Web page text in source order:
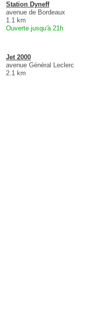
Station Dyneff
avenue de Bordeaux
1.1 km
Ouverte jusqu'à 21h
Jet 2000
avenue Général Leclerc
2.1 km